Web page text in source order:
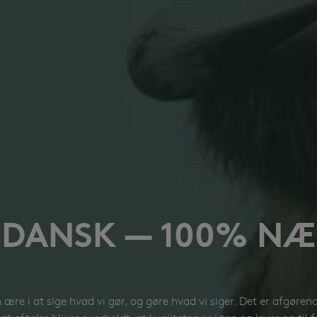
— 100%
i at sige hvad vi gør, og gøre hvad vi siger. Det er
100%
At vores kød er